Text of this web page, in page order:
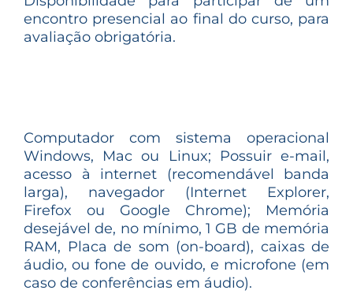
encontro presencial ao final do curso, para
avaliação obrigatória.
Computador com sistema operacional
Windows, Mac ou Linux; Possuir e-mail,
acesso à internet (recomendável banda
larga), navegador (Internet Explorer,
Firefox ou Google Chrome); Memória
desejável de, no mínimo, 1 GB de memória
RAM, Placa de som (on-board), caixas de
áudio, ou fone de ouvido, e microfone (em
caso de conferências em áudio).